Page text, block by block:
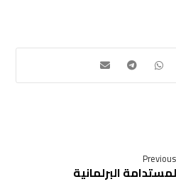
Previous
البرلمانية